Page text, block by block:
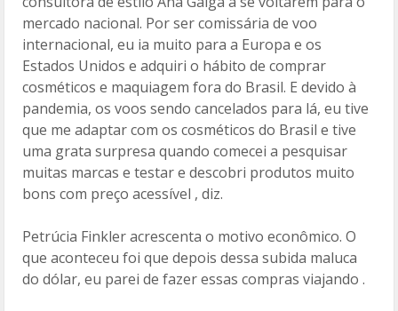
mercado nacional. Por ser comissária de voo
internacional, eu ia muito para a Europa e os
Estados Unidos e adquiri o hábito de comprar
cosméticos e maquiagem fora do Brasil. E devido à
pandemia, os voos sendo cancelados para lá, eu tive
que me adaptar com os cosméticos do Brasil e tive
uma grata surpresa quando comecei a pesquisar
muitas marcas e testar e descobri produtos muito
bons com preço acessível , diz.
Petrúcia Finkler acrescenta o motivo econômico. O
que aconteceu foi que depois dessa subida maluca
do dólar, eu parei de fazer essas compras viajando .